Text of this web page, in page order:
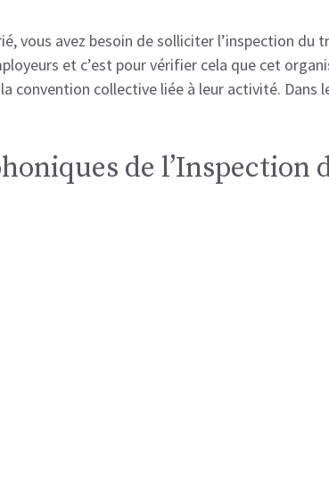
vous avez besoin de solliciter l’inspection du
et c’est pour vérifier cela que cet
convention collective liée à leur activité. Dans
de l’Inspection